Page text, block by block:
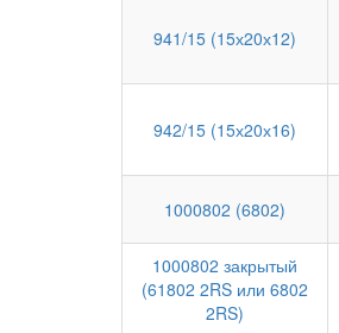
941/15 (15х20х12)
942/15 (15х20х16)
1000802 (6802)
1000802 закрытый
(61802 2RS или 6802
2RS)